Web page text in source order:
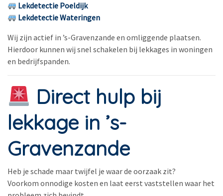
Lekdetectie Poeldijk
Lekdetectie Wateringen
Wij zijn actief in ’s-Gravenzande en omliggende plaatsen.
Hierdoor kunnen wij snel schakelen bij lekkages in woningen
en bedrijfspanden.
Direct hulp bij
lekkage in ’s-
Gravenzande
Heb je schade maar twijfel je waar de oorzaak zit?
Voorkom onnodige kosten en laat eerst vaststellen waar het